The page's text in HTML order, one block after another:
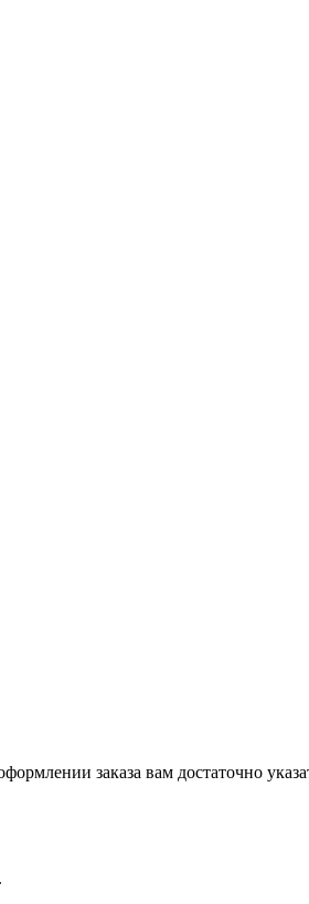
заказа вам достаточно